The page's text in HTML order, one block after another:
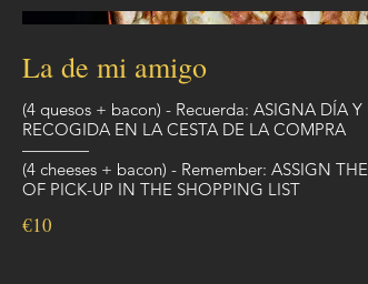
La de mi amigo
(4 quesos + bacon) - Recuerda: ASIGNA DÍA
RECOGIDA EN LA CESTA DE LA COMPRA
————
(4 cheeses + bacon) - Remember: ASSIGN
OF PICK-UP IN THE SHOPPING LIST
€10